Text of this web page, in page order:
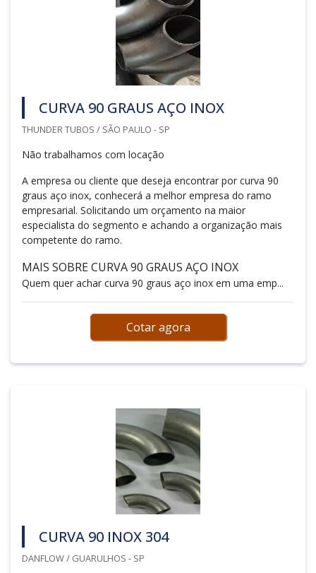
CURVA 90 GRAUS AÇO INOX
THUNDER TUBOS / SÃO PAULO - SP
Não trabalhamos com locação
A empresa ou cliente que deseja encontrar por curva 90
graus aço inox, conhecerá a melhor empresa do ramo
empresarial. Solicitando um orçamento na maior
especialista do segmento e achando a organização mais
competente do ramo.
MAIS SOBRE CURVA 90 GRAUS AÇO INOX
Quem quer achar curva 90 graus aço inox em uma emp...
Cotar agora
CURVA 90 INOX 304
DANFLOW / GUARULHOS - SP